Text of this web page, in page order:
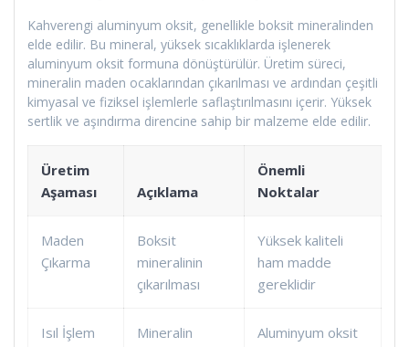
Kahverengi aluminyum oksit, genellikle boksit mineralinden
elde edilir. Bu mineral, yüksek sıcaklıklarda işlenerek
aluminyum oksit formuna dönüştürülür. Üretim süreci,
mineralin maden ocaklarından çıkarılması ve ardından çeşitli
kimyasal ve fiziksel işlemlerle saflaştırılmasını içerir. Yüksek
sertlik ve aşındırma direncine sahip bir malzeme elde edilir.
Üretim
Aşaması
Açıklama
Önemli
Noktalar
Maden
Çıkarma
Boksit
mineralinin
çıkarılması
Yüksek kaliteli
ham madde
gereklidir
Isıl İşlem
Mineralin
Aluminyum oksit